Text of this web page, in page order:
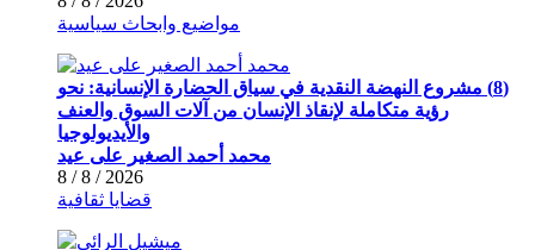
مواضيع وابحاث سياسية
(8) مشروع النهضة النقدية في سياق الحضارة الإنسانية: نحو
رؤية متكاملة لإنقاذ الإنسان من آلات السوق والعنف
والأيديولوجيا
محمد أحمد الصغير على عيد
2026 / 8 / 8
قضايا ثقافية